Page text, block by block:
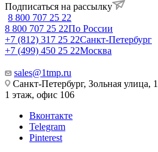
Подписаться на рассылку
8 800 707 25 22
8 800 707 25 22По России
+7 (812) 317 25 22Санкт-Петербург
+7 (499) 450 25 22Москва
sales@1tmp.ru
Санкт-Петербург, Зольная улица,
1 этаж, офис 106
Вконтакте
Telegram
Pinterest